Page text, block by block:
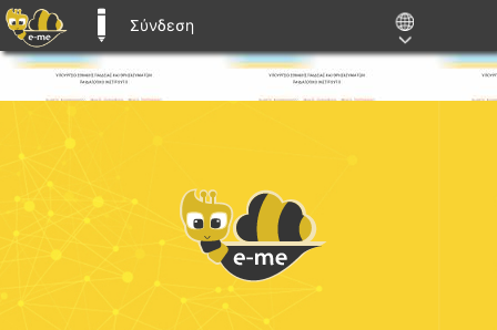
E-ME BLOGS
Σύνδεση